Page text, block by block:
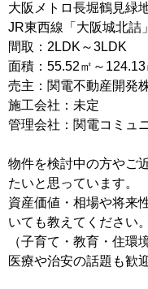
大阪メトロ長堀鶴見緑
JR東西線「大阪城北詰
間取：2LDK～3LDK
面積：55.52㎡～124.13
売主：関電不動産開発
施工会社：未定
管理会社：関電コミュ
物件を検討中の方やご
たいと思っています。
資産価値・相場や将来
いても教えてください。
（子育て・教育・住環
医療や治安の話題も歓